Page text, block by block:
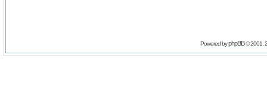
Powered byphpBB© 2001,